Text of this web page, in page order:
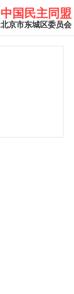
中国民主同盟
北京市东城区委员会